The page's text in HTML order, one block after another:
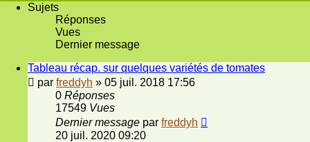
Sujets
Réponses
Vues
Dernier message
Tableau récap. sur quelques variétés de tomates
par freddyh » 05 juil. 2018 17:56
0 Réponses
17549 Vues
Dernier message par freddyh
20 juil. 2020 09:20